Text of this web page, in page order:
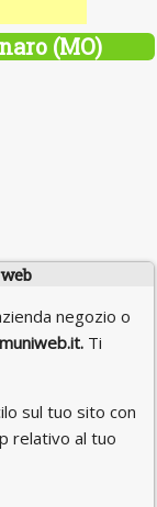
(MO)
negozio o
Ti
sul tuo sito con
relativo al tuo